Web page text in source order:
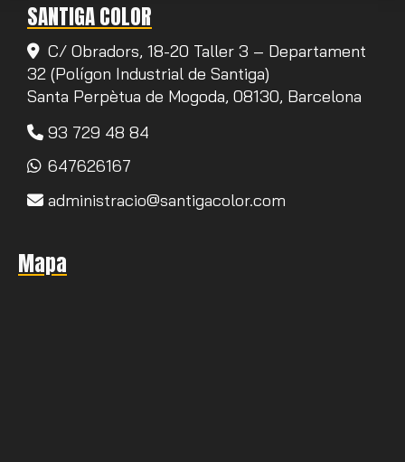
SANTIGA COLOR
C/ Obradors, 18-20 Taller 3 – Departament
32 (Polígon Industrial de Santiga)
Santa Perpètua de Mogoda, 08130, Barcelona
93 729 48 84
647626167
administracio
santigacolor.com
Mapa